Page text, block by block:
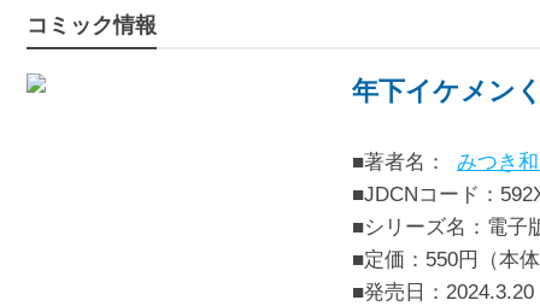
コミック情報
年下イケメン
■著者名：
みつき
■JDCNコード：
■シリーズ名：電子
■定価：550円（本
■発売日： 2024.3.20